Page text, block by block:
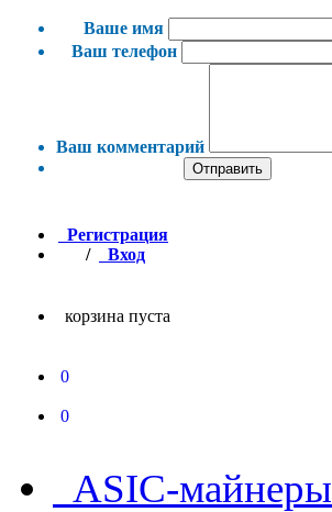
Ваше имя
Ваш телефон
Ваш комментарий
Отправить
Регистрация
/
Вход
корзина пуста
0
0
ASIC-майнеры